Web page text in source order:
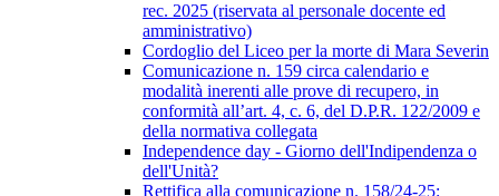
rec. 2025 (riservata al personale docente ed
amministrativo)
Cordoglio del Liceo per la morte di Mara Severin
Comunicazione n. 159 circa calendario e
modalità inerenti alle prove di recupero, in
conformità all’art. 4, c. 6, del D.P.R. 122/2009 e
della normativa collegata
Independence day - Giorno dell'Indipendenza o
dell'Unità?
Rettifica alla comunicazione n. 158/24-25: